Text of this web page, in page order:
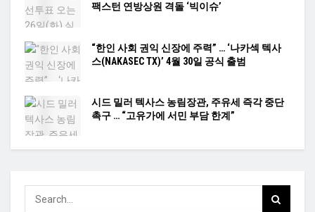
팩스턴 연방상원 격돌 ‘빅이슈’
“한인 사회 권익 신장에 주력” … ‘나카섹 텍사
스(NAKASEC TX)’ 4월 30일 공식 출범
시드 밀러 텍사스 농림장관, 주유세 즉각 중단
촉구 … “고유가에 서민 부담 한계”